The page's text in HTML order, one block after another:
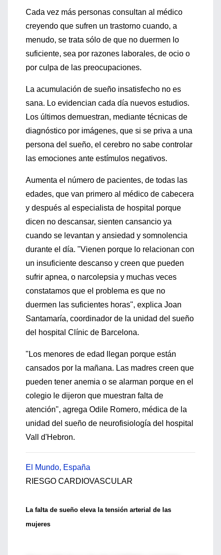
Cada vez más personas consultan al médico
creyendo que sufren un trastorno cuando, a
menudo, se trata sólo de que no duermen lo
suficiente, sea por razones laborales, de ocio o
por culpa de las preocupaciones.
La acumulación de sueño insatisfecho no es
sana. Lo evidencian cada día nuevos estudios.
Los últimos demuestran, mediante técnicas de
diagnóstico por imágenes, que si se priva a una
persona del sueño, el cerebro no sabe controlar
las emociones ante estímulos negativos.
Aumenta el número de pacientes, de todas las
edades, que van primero al médico de cabecera
y después al especialista de hospital porque
dicen no descansar, sienten cansancio ya
cuando se levantan y ansiedad y somnolencia
durante el día. "Vienen porque lo relacionan con
un insuficiente descanso y creen que pueden
sufrir apnea, o narcolepsia y muchas veces
constatamos que el problema es que no
duermen las suficientes horas", explica Joan
Santamaría, coordinador de la unidad del sueño
del hospital Clínic de Barcelona.
"Los menores de edad llegan porque están
cansados por la mañana. Las madres creen que
pueden tener anemia o se alarman porque en el
colegio le dijeron que muestran falta de
atención", agrega Odile Romero, médica de la
unidad del sueño de neurofisiología del hospital
Vall d'Hebron.
El Mundo, España
RIESGO CARDIOVASCULAR
La falta de sueño eleva la tensión arterial de las
mujeres